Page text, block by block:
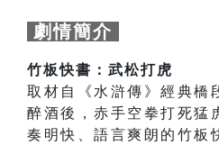
劇情簡介
竹板快書：武松打虎
取材自《水滸傳》經典橋
醉酒後，赤手空拳打死猛
奏明快、語言爽朗的竹板